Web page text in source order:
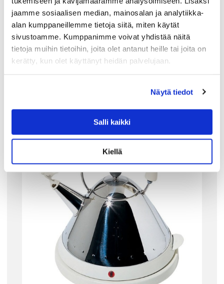
jaamme sosiaalisen median, mainosalan ja analytiikka-
alan kumppaneillemme tietoja siitä, miten käytät
sivustoamme. Kumppanimme voivat yhdistää näitä
tietoja muihin tietoihin, joita olet antanut heille tai joita on
kerätty, kun olet käyttänyt heidän palvelujaan.
Näytä tiedot
Salli kaikki
Kiellä
185.00 €
LISÄÄ OSTOSKORIIN